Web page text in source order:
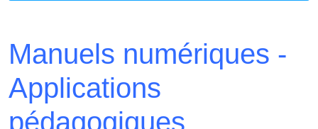
Manuels numériques -
Applications
pédagogiques